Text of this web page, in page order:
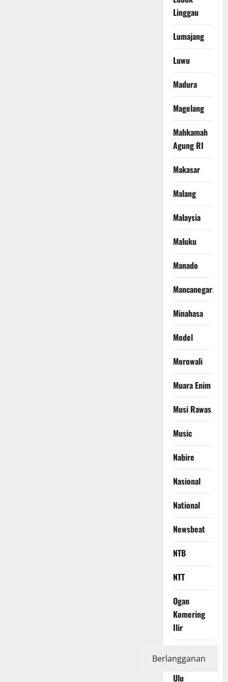
Linggau
Lumajang
Luwu
Madura
Magelang
Mahkamah
Agung RI
Makasar
Malang
Malaysia
Maluku
Manado
Mancanegara
Minahasa
Model
Morowali
Muara Enim
Musi Rawas
Music
Nabire
Nasional
National
Newsbeat
NTB
NTT
Ogan
Komering
Ilir
Komering
Ulu
Berlangganan